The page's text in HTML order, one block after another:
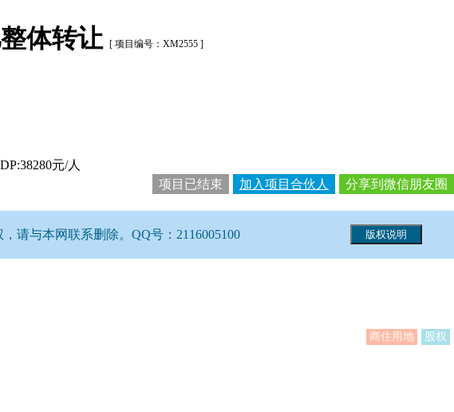
体转让 [ 项目编号：XM2555 ]
元/人
分享到微信朋友圈
加入项目合伙人
项目已结束
请与本网联系删除。QQ号：2116005100
商住用地 股权